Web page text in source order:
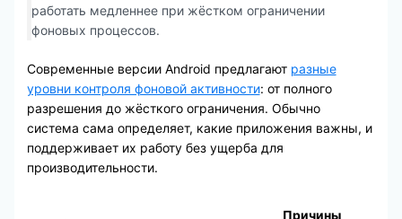
работать медленнее при жёстком ограничении
фоновых процессов.
Современные версии Android предлагают разные
уровни контроля фоновой активности: от полного
разрешения до жёсткого ограничения. Обычно
система сама определяет, какие приложения важны, и
поддерживает их работу без ущерба для
производительности.
Причины